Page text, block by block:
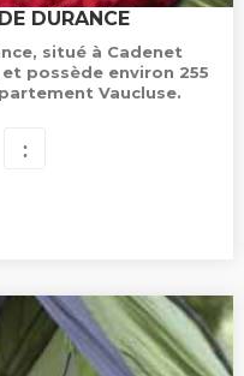
DURANCE
situé à Cadenet
possède environ 255
Vaucluse.